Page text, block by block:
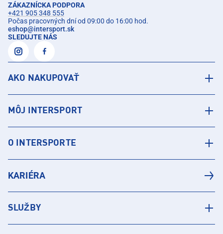
ZÁKAZNÍCKA PODPORA
+421 905 348 555
Počas pracovných dní od 09:00 do 16:00 hod.
eshop@intersport.sk
SLEDUJTE NÁS
AKO NAKUPOVAŤ
MÔJ INTERSPORT
O INTERSPORTE
KARIÉRA
SLUŽBY